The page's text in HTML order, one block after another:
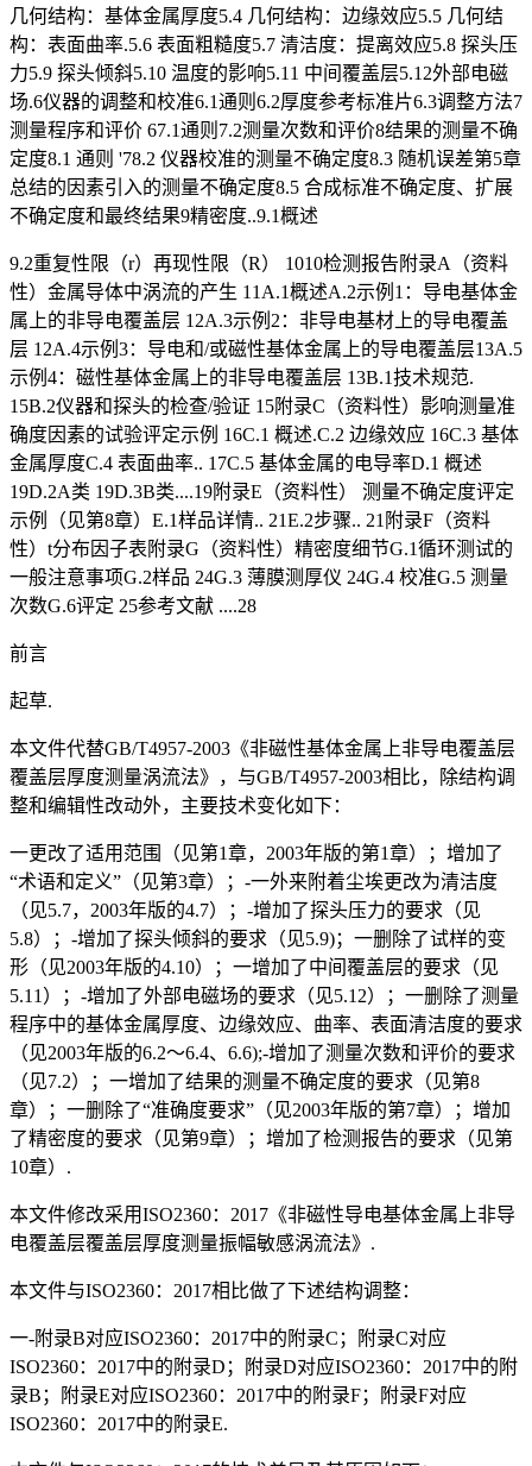
几何结构：基体金属厚度5.4 几何结构：边缘效应5.5 几何结
构：表面曲率.5.6 表面粗糙度5.7 清洁度：提离效应5.8 探头压
力5.9 探头倾斜5.10 温度的影响5.11 中间覆盖层5.12外部电磁
场.6仪器的调整和校准6.1通则6.2厚度参考标准片6.3调整方法7
测量程序和评价 67.1通则7.2测量次数和评价8结果的测量不确
定度8.1 通则 '78.2 仪器校准的测量不确定度8.3 随机误差第5章
总结的因素引入的测量不确定度8.5 合成标准不确定度、扩展
不确定度和最终结果9精密度..9.1概述
9.2重复性限（r）再现性限（R） 1010检测报告附录A（资料
性）金属导体中涡流的产生 11A.1概述A.2示例1：导电基体金
属上的非导电覆盖层 12A.3示例2：非导电基材上的导电覆盖
层 12A.4示例3：导电和/或磁性基体金属上的导电覆盖层13A.5
示例4：磁性基体金属上的非导电覆盖层 13B.1技术规范.
15B.2仪器和探头的检查/验证 15附录C（资料性）影响测量准
确度因素的试验评定示例 16C.1 概述.C.2 边缘效应 16C.3 基体
金属厚度C.4 表面曲率.. 17C.5 基体金属的电导率D.1 概述
19D.2A类 19D.3B类....19附录E（资料性） 测量不确定度评定
示例（见第8章）E.1样品详情.. 21E.2步骤.. 21附录F（资料
性）t分布因子表附录G（资料性）精密度细节G.1循环测试的
一般注意事项G.2样品 24G.3 薄膜测厚仪 24G.4 校准G.5 测量
次数G.6评定 25参考文献 ....28
前言
起草.
本文件代替GB/T4957-2003《非磁性基体金属上非导电覆盖层
覆盖层厚度测量涡流法》，与GB/T4957-2003相比，除结构调
整和编辑性改动外，主要技术变化如下：
一更改了适用范围（见第1章，2003年版的第1章）；增加了
“术语和定义”（见第3章）；-一外来附着尘埃更改为清洁度
（见5.7，2003年版的4.7）；-增加了探头压力的要求（见
5.8）；-增加了探头倾斜的要求（见5.9)；一删除了试样的变
形（见2003年版的4.10）；一增加了中间覆盖层的要求（见
5.11）；-增加了外部电磁场的要求（见5.12）；一删除了测量
程序中的基体金属厚度、边缘效应、曲率、表面清洁度的要求
（见2003年版的6.2～6.4、6.6);-增加了测量次数和评价的要求
（见7.2）；一增加了结果的测量不确定度的要求（见第8
章）；一删除了“准确度要求”（见2003年版的第7章）；增加
了精密度的要求（见第9章）；增加了检测报告的要求（见第
10章）.
本文件修改采用ISO2360：2017《非磁性导电基体金属上非导
电覆盖层覆盖层厚度测量振幅敏感涡流法》.
本文件与ISO2360：2017相比做了下述结构调整：
一-附录B对应ISO2360：2017中的附录C；附录C对应
ISO2360：2017中的附录D；附录D对应ISO2360：2017中的附
录B；附录E对应ISO2360：2017中的附录F；附录F对应
ISO2360：2017中的附录E.